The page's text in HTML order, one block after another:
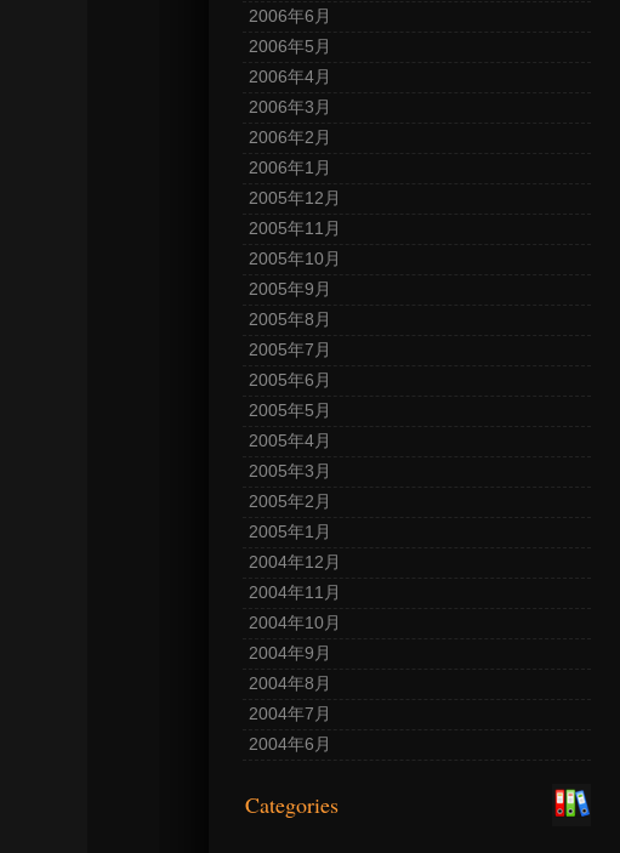
2006年6月
2006年5月
2006年4月
2006年3月
2006年2月
2006年1月
2005年12月
2005年11月
2005年10月
2005年9月
2005年8月
2005年7月
2005年6月
2005年5月
2005年4月
2005年3月
2005年2月
2005年1月
2004年12月
2004年11月
2004年10月
2004年9月
2004年8月
2004年7月
2004年6月
Categories